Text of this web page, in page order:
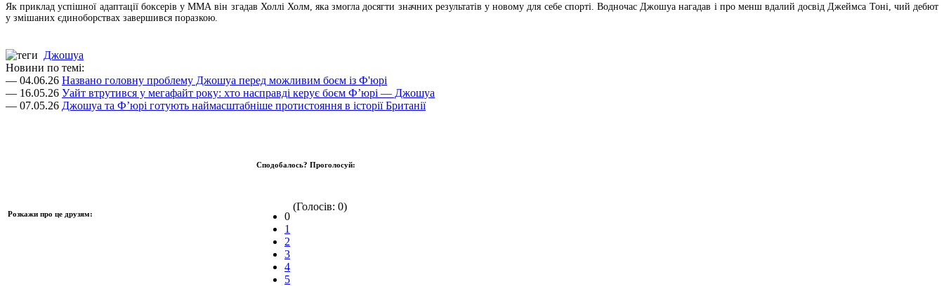
Як приклад успішної адаптації боксерів у ММА він згадав Холлі Холм, яка змогла досягти значних результатів у новому для себе спорті. Водночас Джошуа нагадав і про менш вдалий досвід Джеймса Тоні, чий дебют
у змішаних єдиноборствах завершився поразкою.
Джошуа
Новини по темі:
— 04.06.26 Названо головну проблему Джошуа перед можливим боєм із Ф'юрі
— 16.05.26 Уайт втрутився у мегафайт року: хто насправді керує боєм Ф’юрі — Джошуа
— 07.05.26 Джошуа та Ф’юрі готують наймасштабніше протистояння в історії Британії
Розкажи про це друзям:
Сподобалось? Проголосуй:
0
1
2
3
4
5
(Голосів: 0)